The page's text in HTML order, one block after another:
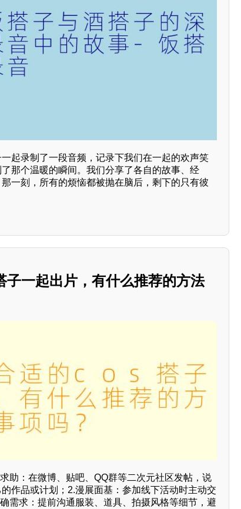
起录制了一段音频，记录下我们在一起的欢声笑
那个温暖的瞬间。我们分享了各自的故事、经
一刻，所有的烦恼都被抛在脑后，剩下的只有彼
一起出片，有什么推荐的方法
助：在微博、贴吧、QQ群等二次元社区发帖，说
作品或计划；2.漫展面基：参加线下活动时主动交
需求：提前沟通服装、道具、拍摄风格等细节，避